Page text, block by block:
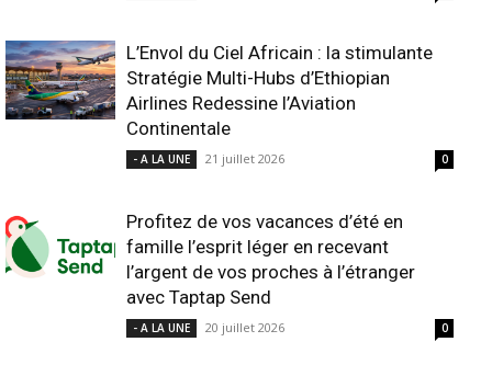
L’Envol du Ciel Africain : la stimulante
Stratégie Multi-Hubs d’Ethiopian
Airlines Redessine l’Aviation
Continentale
- A LA UNE 21 juillet 2026 0
Profitez de vos vacances d’été en
famille l’esprit léger en recevant
l’argent de vos proches à l’étranger
avec Taptap Send
- A LA UNE 20 juillet 2026 0